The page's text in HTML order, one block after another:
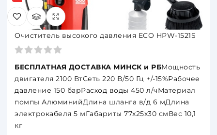
Очиститель высокого давления ECO HPW-1521S
БЕСПЛАТНАЯ ДОСТАВКА МИНСК и РБМощность
двигателя 2100 ВтСеть 220 В/50 Гц +/-15%Рабочее
давление 150 барРасход воды 450 л/чМатериал
помпы АлюминийДлина шланга в/д 6 мДлина
электрокабеля 5 мГабариты 77х25х30 смВес 10,1
кг